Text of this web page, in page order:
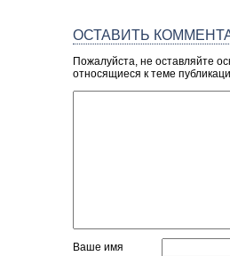
ОСТАВИТЬ
Пожалуйста, не оставляйте
относящиеся к теме
Ваше имя